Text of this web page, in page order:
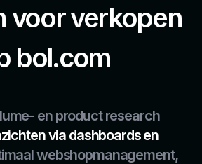
voor verkopen
bol.com
en product research
via dashboards en
webshopmanagement,